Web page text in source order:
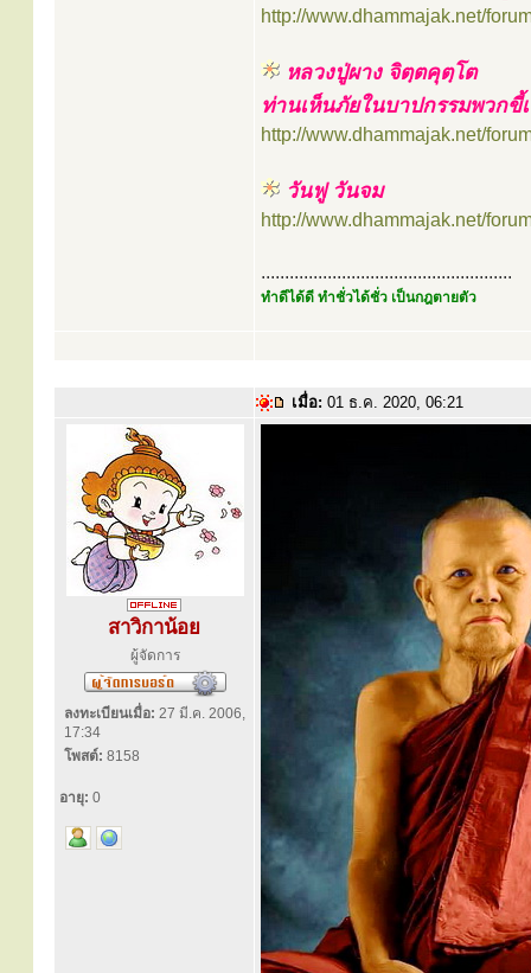
http://www.dhammajak.net/
หลวงปู่ผาง จิตฺตคุตฺโต
ท่านเห็นภัยในบาปกรรมพวกขี้
http://www.dhammajak.net/
วันฟู วันจม
http://www.dhammajak.net/
.....................................................
ทำดีได้ดี ทำชั่วได้ชั่ว เป็นกฎตายตัว
เมื่อ: 01 ธ.ค. 2020, 06:21
สาวิกาน้อย
ผู้จัดการ
ลงทะเบียนเมื่อ: 27 มี.ค. 2006,
17:34
โพสต์: 8158
อายุ: 0